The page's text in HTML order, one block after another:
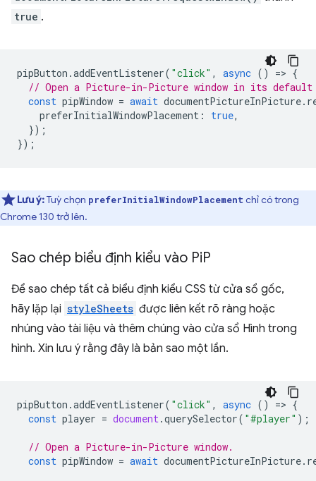
true .
pipButton .addEventListener( "click" , async () => {
// Open a Picture-in-Picture window in its
const pipWindow = await documentPictureInPicture.
preferInitialWindowPlacement : true,
});
});
Lưu ý:Tuỳ chọn preferInitialWindowPlacement chỉ có trong
Chrome 130 trở lên.
Sao chép biểu định kiểu vào PiP
Để sao chép tất cả biểu định kiểu CSS từ cửa sổ gốc,
hãy lặp lại styleSheets được liên kết rõ ràng hoặc
nhúng vào tài liệu và thêm chúng vào cửa sổ Hình trong
hình. Xin lưu ý rằng đây là bản sao một lần.
pipButton .addEventListener( "click" , async () => {
const player = document .querySelector( "#player" );
// Open a Picture-in-Picture window.
const pipWindow = await documentPictureInPicture.